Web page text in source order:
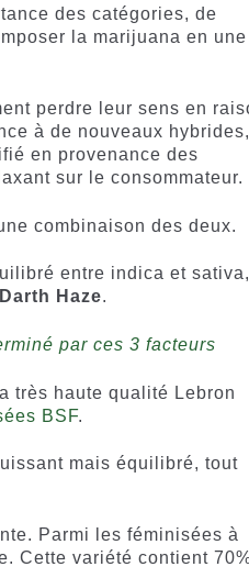
des catégories, de
la marijuana en une
perdre leur sens en
à de nouveaux hybrides,
en provenance des
sur le consommateur.
combinaison des deux.
entre indica et
Darth Haze.
par ces 3 facteurs
très haute qualité Lebron
BSF.
mais équilibré, tout
Parmi les féminisées à
Cette variété contient